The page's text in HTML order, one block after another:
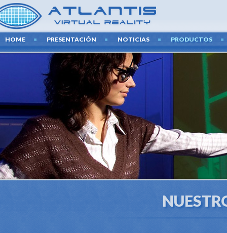
HOME PRESENTACIÓN NOTICIAS PRODUCTOS